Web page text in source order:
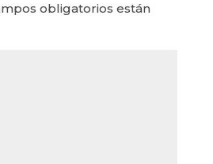
obligatorios están